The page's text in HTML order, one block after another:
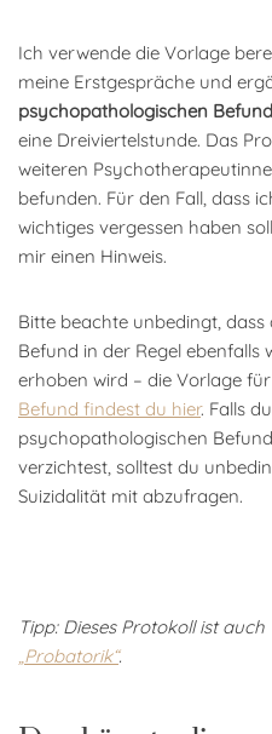
Ich verwende die Vorlage
meine Erstgespräche und
psychopathologischen Befund
eine Dreiviertelstunde. Das
weiteren
befunden. Für den Fall, dass
wichtiges vergessen haben
mir einen Hinweis.
Bitte beachte unbedingt,
Befund in der Regel ebenfalls
erhoben wird – die Vorlage
Befund findest du hier. Falls
psychopathologischen
verzichtest, solltest du
Suizidalität mit abzufragen.
Tipp: Dieses Protokoll ist auch
„Probatorik“.